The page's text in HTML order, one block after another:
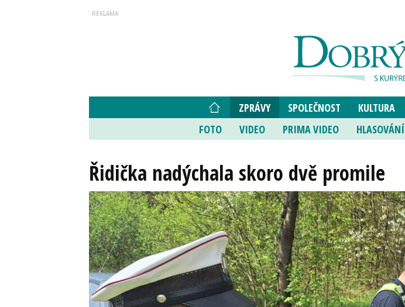
ZPRÁVY SPOLEČNOST KULTURA
FOTO
VIDEO PRIMA VIDEO HLASOVÁNÍ
Řidička nadýchala skoro dvě promile